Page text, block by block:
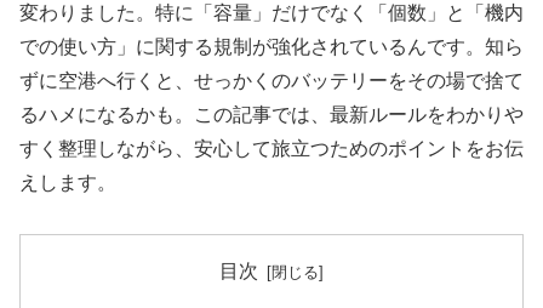
変わりました。特に「容量」だけでなく「個数」と「機内
での使い方」に関する規制が強化されているんです。知ら
ずに空港へ行くと、せっかくのバッテリーをその場で捨て
るハメになるかも。この記事では、最新ルールをわかりや
すく整理しながら、安心して旅立つためのポイントをお伝
えします。
目次